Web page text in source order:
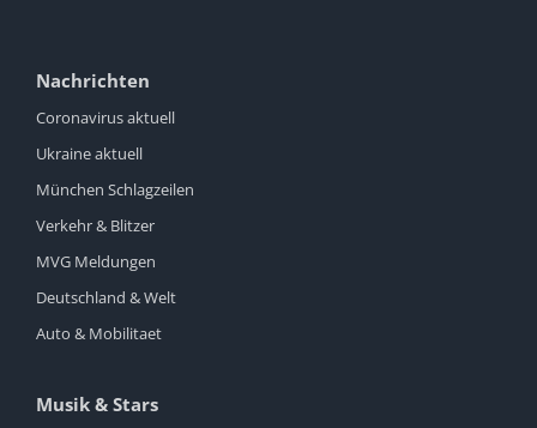
Nachrichten
Coronavirus aktuell
Ukraine aktuell
München Schlagzeilen
Verkehr & Blitzer
MVG Meldungen
Deutschland & Welt
Auto & Mobilitaet
Musik & Stars